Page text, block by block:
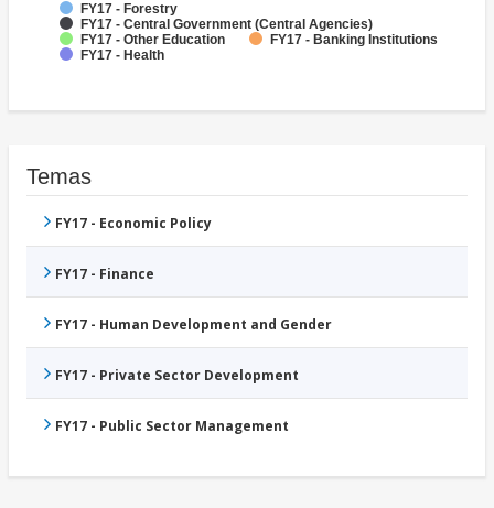
FY17 - Forestry
FY17 - Central Government (Central Agencies)
FY17 - Other Education
FY17 - Banking Institutions
FY17 - Health
Temas
FY17 - Economic Policy
FY17 - Finance
FY17 - Human Development and Gender
FY17 - Private Sector Development
FY17 - Public Sector Management